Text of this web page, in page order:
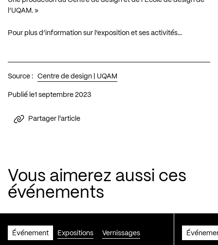
l’UQAM. »
Pour plus d’information sur l’exposition et ses activités…
Source : Centre de design | UQAM
Publié le 1 septembre 2023
Partager l'article
Vous aimerez aussi ces
événements
Événement Expositions Vernissages